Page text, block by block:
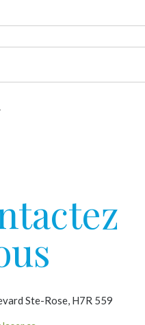
Ste-Rose, H7R 559